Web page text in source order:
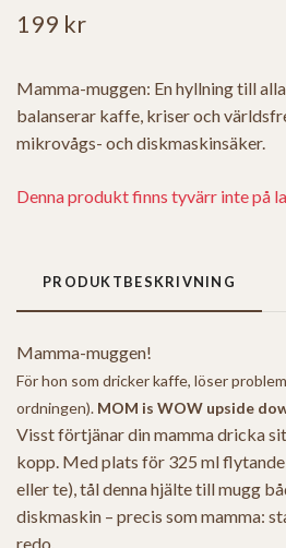
199 kr
Mamma-muggen: En hyllning till
balanserar kaffe, kriser och
mikrovågs- och diskmaskinsäker.
Denna produkt finns tyvärr inte på
PRODUKTBESKRIVNING
Mamma-muggen!
För hon som dricker kaffe, löser
ordningen). MOM is WOW upside
Visst förtjänar din mamma dricka
kopp. Med plats för 325 ml
eller te), tål denna hjälte till mugg
diskmaskin – precis som mamma:
redo.